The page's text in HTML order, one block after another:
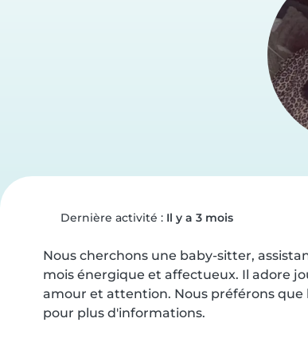
Dernière activité : Il y a 3 mois
Nous cherchons une baby-sitter,
mois énergique et affectueux. Il adore
amour et attention. Nous préférons que
pour plus d'informations.